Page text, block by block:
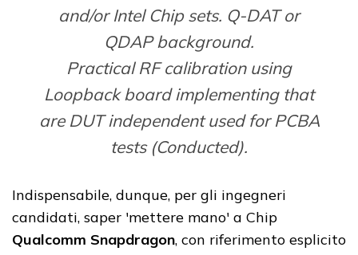
and/or Intel Chip sets. Q-DAT or
QDAP background.
Practical RF calibration using
Loopback board implementing that
are DUT independent used for PCBA
tests (Conducted).
Indispensabile, dunque, per gli ingegneri
candidati, saper 'mettere mano' a Chip
Qualcomm Snapdragon, con riferimento esplicito